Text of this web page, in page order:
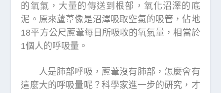
的氧氣，大量的傳送到根部，氧化沼澤的底
泥。原來蘆葦像是沼澤吸取空氣的吸管，佔地
18平方公尺蘆葦每日所吸收的氧氣量，相當於
1個人的呼吸量。
人是肺部呼吸，蘆葦沒有肺部，怎麼會有
這麼大的呼吸量呢？科學家進一步的研究，才